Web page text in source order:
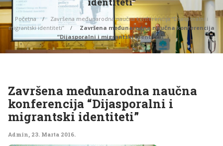
Početna
Završena međunarodna naučna konferencija “Dijasporalni i
migrantski identiteti”
Završena međunarodna naučna konferencija
“Dijasporalni i migrantski identiteti”
Završena međunarodna naučna
konferencija “Dijasporalni i
migrantski identiteti”
Admin, 23. Marta 2016.